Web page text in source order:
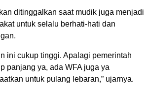
ditinggalkan saat mudik juga menjadi
untuk selalu berhati-hati dan
ini cukup tinggi. Apalagi pemerintah
panjang ya, ada WFA juga ya
untuk pulang lebaran,” ujarnya.